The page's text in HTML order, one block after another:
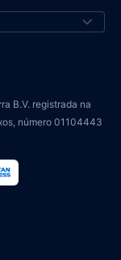
B.V. registrada na
número 01104443